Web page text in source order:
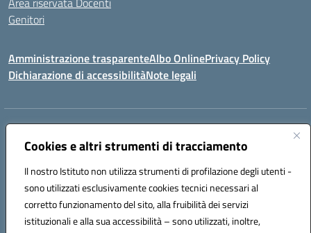
Cookies e altri strumenti di tracciamento
Il nostro Istituto non utilizza strumenti di profilazione degli utenti -
sono utilizzati esclusivamente cookies tecnici necessari al
corretto funzionamento del sito, alla fruibilità dei servizi
istituzionali e alla sua accessibilità – sono utilizzati, inoltre,
Genitori
Amministrazione trasparenteAlbo OnlinePrivacy Policy
Dichiarazione di accessibilitàNote legali
Indirizzo:
Centralino:0921562586 Email:PAIC820003@istruzione.it
Codice fiscale: 96021870827
Codice meccanografico:
PAIC820003
ERASMUS PLUS